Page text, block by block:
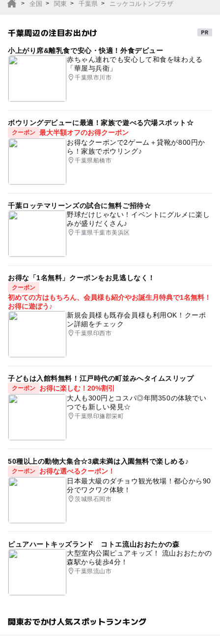
全国 関東 千葉県 ニッケコルトンプラザ
千葉周辺の注目お出かけ
小上がり席&離乳食で安心・快適！外食デビュー
赤ちゃん連れでも安心して和食を味わえる
「華屋与兵衛」
千葉県市川市
ボウリングデビューに最適！家族で遊べる穴場スポット☆
クーポン 最大半額オフのお得クーポン
お得なクーポンで2ゲーム＋貸靴が800円か
ら！家族でボウリング♪
千葉県船橋市
千葉ロッテマリーンズの試合に無料ご招待☆
野球だけじゃない！イベントにグルメに楽し
みが盛りだくさん♪
千葉県千葉市美浜区
お得な「1名無料」クーポンをお見逃しなく！
クーポン
初めての方はもちろん、会員様も紹介やお誕生月特典で1名無料！
お得に遊ぼう♪
新規会員様も既存会員様も利用OK！クーポ
ン詳細をチェック
千葉県印西市
子どもは入館料無料！江戸時代の町並みへタイムスリップ
クーポン
お得に楽しむ！20%割引
大人も300円とコスパ◎年間350の体験でい
つでも新しい発見☆
千葉県印旛郡栄町
50種以上の動物大集合☆3歳未満は入園無料で楽しめる♪
クーポン
お得な選べるクーポン！
日本最大級のダチョウ観光牧場！都心から90
分でワクワク体験！
茨城県石岡市
ピュアハートキッズランド コトエ流山おおたかの森
大型室内公園ピュアキッズ！ 流山おおたかの
森駅から徒歩4分！
千葉県流山市
関東おでかけ人気スポットランキング